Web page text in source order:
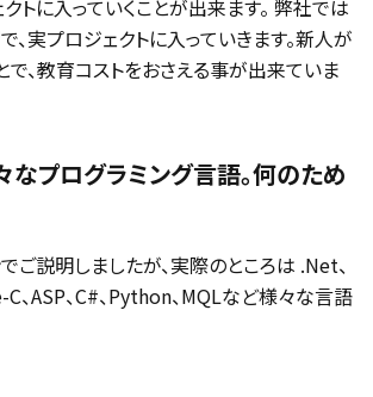
トに入っていくことが出来ます。 弊社では
、実プロジェクトに入っていきます。新人が
で、教育コストをおさえる事が出来ていま
なプログラミング言語。何のため
ご説明しましたが、実際のところは .Net、
ASP、C#、Python、MQLなど様々な言語